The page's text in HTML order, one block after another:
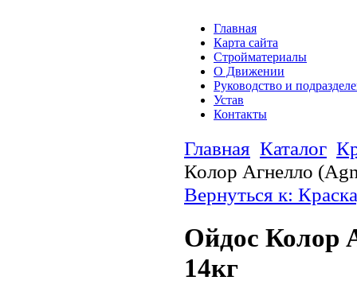
Главная
Карта сайта
Стройматериалы
О Движении
Руководство и
Устав
Контакты
Главная Каталог
Колор Агнелло
Вернуться к:
Ойдос Колор
14кг